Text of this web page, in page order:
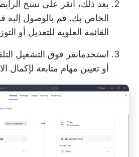
بعد ذلك، انقر على نسخ
الخاص بك. قم بالوصول
القائمة العلوية للتعديل أو
استخدمانقر فوق التشغيل
أو تعيين مهام متابعة لإكمال